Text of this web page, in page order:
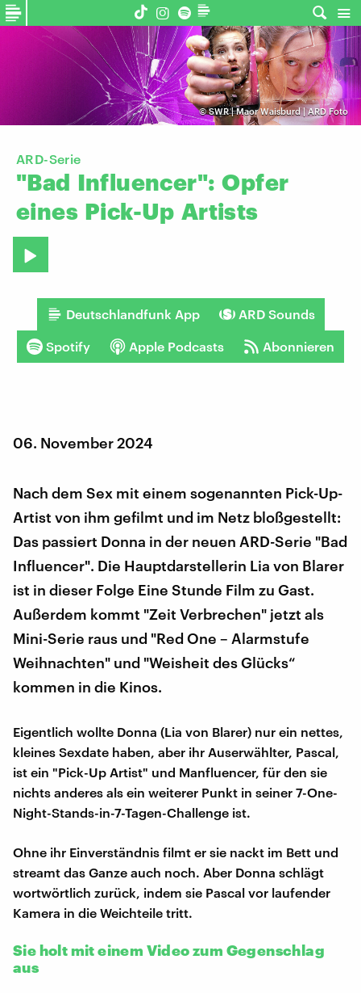
©SWR | Maor Waisburd | ARD Foto
ARD-Serie
"Bad Influencer": Opfer
eines Pick-Up Artists
Deutschlandfunk App ARD Sounds
Spotify Apple Podcasts Abonnieren
06. November 2024
Nach dem Sex mit einem sogenannten Pick-Up-
Artist von ihm gefilmt und im Netz bloßgestellt:
Das passiert Donna in der neuen ARD-Serie "Bad
Influencer". Die Hauptdarstellerin Lia von Blarer
ist in dieser Folge Eine Stunde Film zu Gast.
Außerdem kommt "Zeit Verbrechen" jetzt als
Mini-Serie raus und "Red One – Alarmstufe
Weihnachten" und "Weisheit des Glücks“
kommen in die Kinos.
Eigentlich wollte Donna (Lia von Blarer) nur ein nettes,
kleines Sexdate haben, aber ihr Auserwählter, Pascal,
ist ein "Pick-Up Artist" und Manfluencer, für den sie
nichts anderes als ein weiterer Punkt in seiner 7-One-
Night-Stands-in-7-Tagen-Challenge ist.
Ohne ihr Einverständnis filmt er sie nackt im Bett und
streamt das Ganze auch noch. Aber Donna schlägt
wortwörtlich zurück, indem sie Pascal vor laufender
Kamera in die Weichteile tritt.
Sie holt mit einem Video zum Gegenschlag
aus